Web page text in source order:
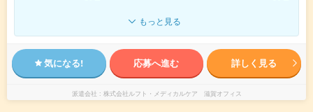
もっと見る
気になる! 応募へ進む 詳しく見る
派遣会社 株式会社ルフト・メディカルケア 滋賀オフィス